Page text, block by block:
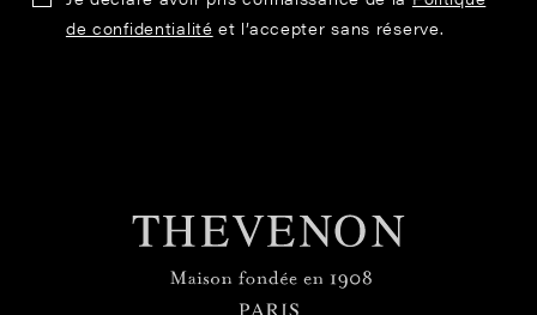
de confidentialité et l’accepter sans réserve.